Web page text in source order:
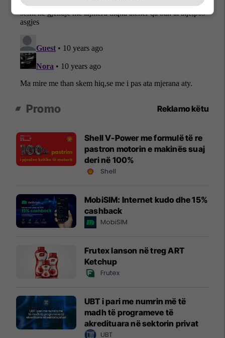
Promo Reklamo këtu
Shell V-Power me formulë të re
pastron motorin e makinës suaj
deri në 100%
Shell
MobiSIM: Internet kudo dhe 15%
cashback
MobiSIM
Frutex lanson në treg ART
Ketchup
Frutex
UBT i pari me numrin më të
madh të programeve të
akredituara në sektorin privat
UBT